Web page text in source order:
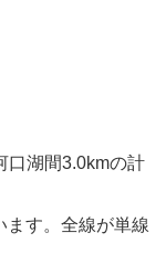
口湖間3.0kmの計
ます。全線が単線